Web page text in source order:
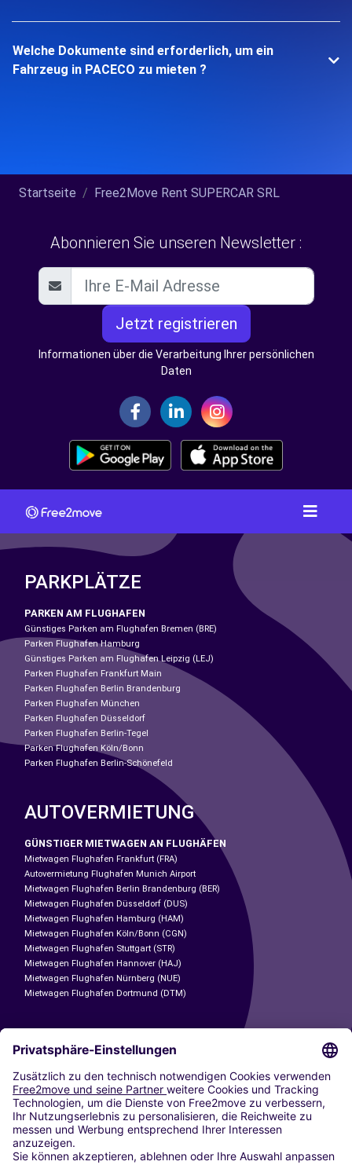
Welche Dokumente sind erforderlich, um ein
Fahrzeug in PACECO zu mieten ?
Startseite Free2Move Rent SUPERCAR SRL
Abonnieren Sie unseren Newsletter :
Jetzt registrieren
Informationen über die Verarbeitung Ihrer persönlichen
Daten
PARKPLÄTZE
PARKEN AM FLUGHAFEN
Günstiges Parken am Flughafen Bremen (BRE)
Parken Flughafen Hamburg
Günstiges Parken am Flughafen Leipzig (LEJ)
Parken Flughafen Frankfurt Main
Parken Flughafen Berlin Brandenburg
Parken Flughafen München
Parken Flughafen Düsseldorf
Parken Flughafen Berlin-Tegel
Parken Flughafen Köln/Bonn
Parken Flughafen Berlin-Schönefeld
AUTOVERMIETUNG
GÜNSTIGER MIETWAGEN AN FLUGHÄFEN
Mietwagen Flughafen Frankfurt (FRA)
Autovermietung Flughafen Munich Airport
Mietwagen Flughafen Berlin Brandenburg (BER)
Mietwagen Flughafen Düsseldorf (DUS)
Mietwagen Flughafen Hamburg (HAM)
Mietwagen Flughafen Köln/Bonn (CGN)
Mietwagen Flughafen Stuttgart (STR)
Mietwagen Flughafen Hannover (HAJ)
Mietwagen Flughafen Nürnberg (NUE)
Mietwagen Flughafen Dortmund (DTM)
CARSHARING
UNSERE STÄDTE
Paris
Madrid
Washington DC
Mailand
Rom